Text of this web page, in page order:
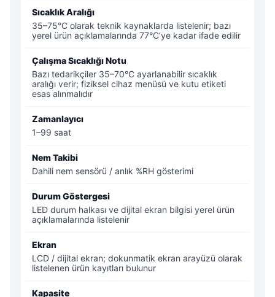
Sıcaklık Aralığı
35–75°C olarak teknik kaynaklarda listelenir; bazı
yerel ürün açıklamalarında 77°C’ye kadar ifade edilir
Çalışma Sıcaklığı Notu
Bazı tedarikçiler 35–70°C ayarlanabilir sıcaklık
aralığı verir; fiziksel cihaz menüsü ve kutu etiketi
esas alınmalıdır
Zamanlayıcı
1–99 saat
Nem Takibi
Dahili nem sensörü / anlık %RH gösterimi
Durum Göstergesi
LED durum halkası ve dijital ekran bilgisi yerel ürün
açıklamalarında listelenir
Ekran
LCD / dijital ekran; dokunmatik ekran arayüzü olarak
listelenen ürün kayıtları bulunur
Kapasite